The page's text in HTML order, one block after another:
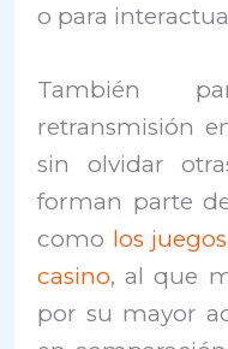
o para
También
retransmisión
sin olvidar
forman parte
como los
casino, al que
por su mayor